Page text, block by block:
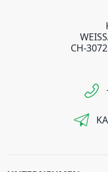
CH-